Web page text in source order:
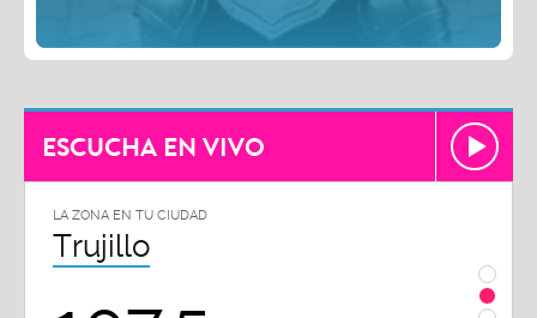
ESCUCHA EN VIVO
LA ZONA EN TU CIUDAD
Trujillo